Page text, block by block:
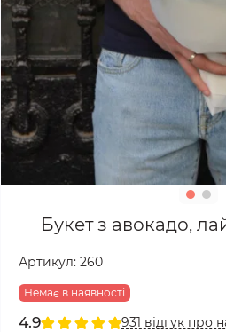
Букет з авокадо,
Артикул: 260
Немає в наявності
4.9 931 відгук про